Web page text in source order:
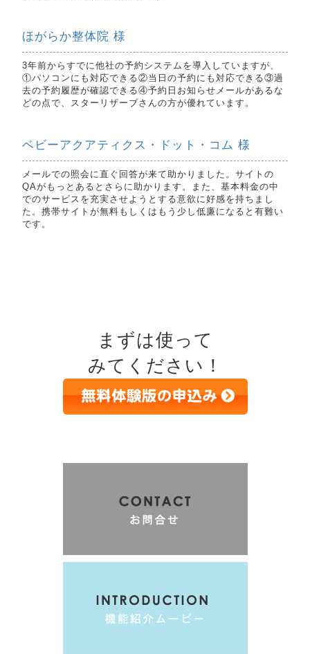
ほがらか整体院 様
3年前からすでに他社の予約システムを導入していますが、
①パソコンにも対応できる②当日の予約にも対応できる③過
去の予約履歴が確認できる④予約日お知らせメールがあるな
どの点で、スターリザーブさんの方が優れています。
ベビーアクアティクス・ドット・コム 様
メールでの照会に直ぐ回答が来て助かりました。サイトの
QAがもっとあるとさらに助かります。また、基本料金の中
でのサービスを充実させようとする意欲に好感を持ちまし
た。携帯サイトが無料もしくはもう少し低廉になると有難い
です。
まずは使って
みてください！